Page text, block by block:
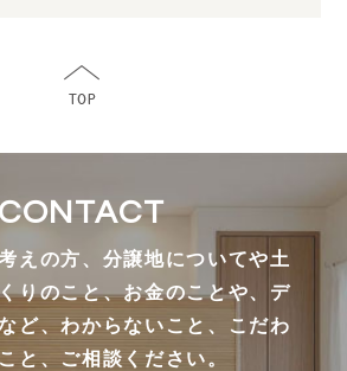
CONTACT
えの方、分譲地についてや土
りのこと、お金のことや、デ
ど、わからないこと、こだわ
と、ご相談ください。